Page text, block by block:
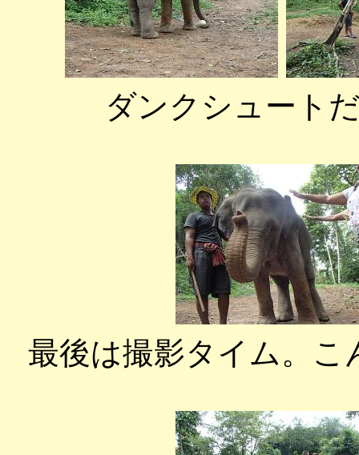
ダンクシュート
最後は撮影タイム。